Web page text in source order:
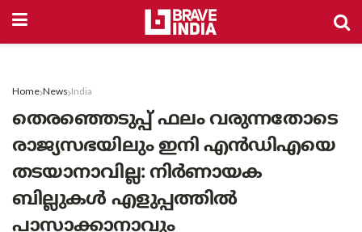
Home News India
തെരഞ്ഞെടുപ്പ് ഫലം വരുന്നതോടെ
രാജ്യസഭയിലും ഇനി എന്‍ഡിഎയെ
തടയാനാവില്ല: നിര്‍ണായക
ബില്ലുകള്‍ എളുപ്പത്തില്‍
പാസാക്കാനാവും